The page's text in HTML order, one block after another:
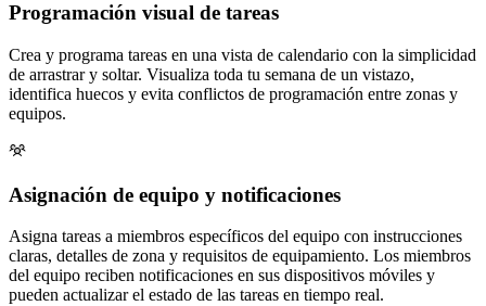
Programación visual de tareas
Crea y programa tareas en una vista de calendario con la simplicidad
de arrastrar y soltar. Visualiza toda tu semana de un vistazo,
identifica huecos y evita conflictos de programación entre zonas y
equipos.
Asignación de equipo y notificaciones
Asigna tareas a miembros específicos del equipo con instrucciones
claras, detalles de zona y requisitos de equipamiento. Los miembros
del equipo reciben notificaciones en sus dispositivos móviles y
pueden actualizar el estado de las tareas en tiempo real.